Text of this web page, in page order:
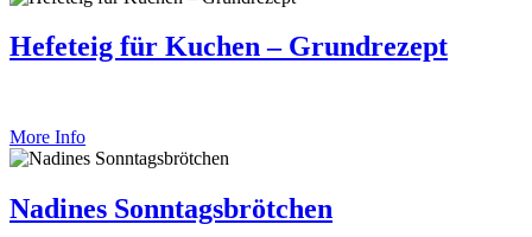
Hefeteig für Kuchen – Grundrezept
More Info
Nadines Sonntagsbrötchen